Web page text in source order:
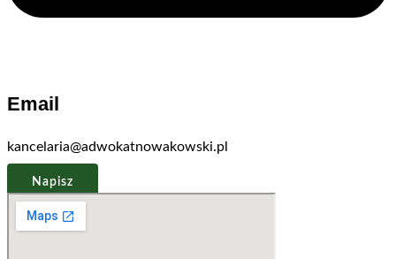
Email
kancelaria@adwokatnowakowski.pl
Napisz